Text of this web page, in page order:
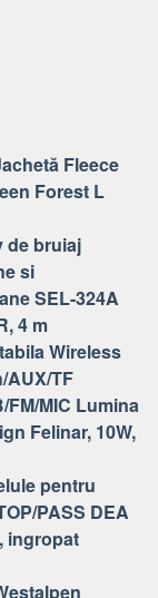
Fleece
Forest L
de bruiaj
si
SEL-324A
4 m
Wireless
AUX/TF
FM/MIC Lumina
Felinar, 10W,
pentru
PASS DEA
ingropat